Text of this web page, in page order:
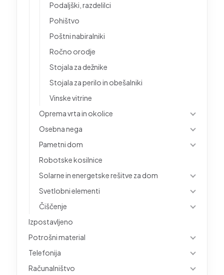
Podaljški, razdelilci
Pohištvo
Poštni nabiralniki
Ročno orodje
Stojala za dežnike
Stojala za perilo in obešalniki
Vinske vitrine
Oprema vrta in okolice
Osebna nega
Pametni dom
Robotske kosilnice
Solarne in energetske rešitve za dom
Svetlobni elementi
Čiščenje
Izpostavljeno
Potrošni material
Telefonija
Računalništvo